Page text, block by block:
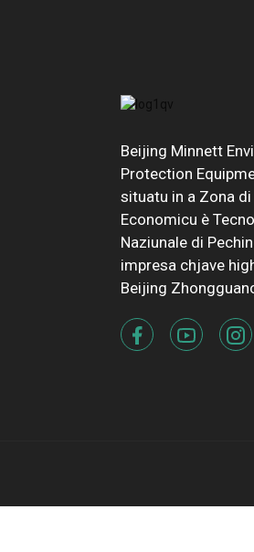
Beijing Minnett
Protection
situatu in a Zona di
Economicu è
Naziunale di
impresa chjave
Beijing